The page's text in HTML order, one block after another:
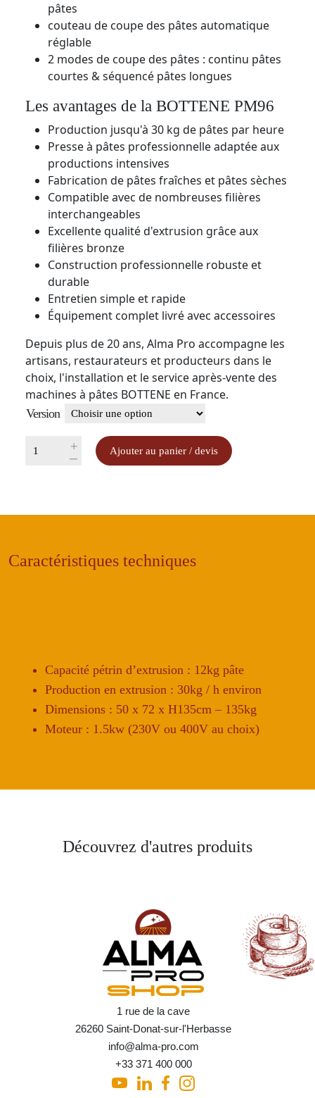
pâtes
couteau de coupe des pâtes automatique
réglable
2 modes de coupe des pâtes : continu pâtes
courtes & séquencé pâtes longues
Les avantages de la BOTTENE PM96
Production jusqu'à 30 kg de pâtes par heure
Presse à pâtes professionnelle adaptée aux
productions intensives
Fabrication de pâtes fraîches et pâtes sèches
Compatible avec de nombreuses filières
interchangeables
Excellente qualité d'extrusion grâce aux
filières bronze
Construction professionnelle robuste et
durable
Entretien simple et rapide
Équipement complet livré avec accessoires
Depuis plus de 20 ans, Alma Pro accompagne les
artisans, restaurateurs et producteurs dans le
choix, l'installation et le service après-vente des
machines à pâtes BOTTENE en France.
Version
quantité
–
pâtes
+
-
Ajouter au panier / devis
Caractéristiques techniques
Capacité pétrin d’extrusion : 12kg pâte
Production en extrusion : 30kg / h environ
Dimensions : 50 x 72 x H135cm – 135kg
Moteur : 1.5kw (230V ou 400V au choix)
Découvrez d'autres produits
1 rue de la cave
26260 Saint-Donat-sur-l'Herbasse
info@alma-pro.com
+33 371 400 000